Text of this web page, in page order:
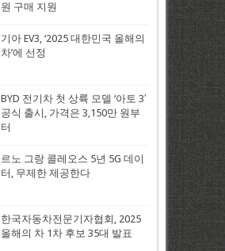
원 구매 지원
기아 EV3, ‘2025 대한민국 올해의
차’에 선정
BYD 전기차 첫 상륙 모델 ‘아토 3′
공식 출시, 가격은 3,150만 원부
터
르노 그랑 콜레오스 5년 5G 데이
터, 무제한 제공한다
한국자동차전문기자협회, 2025
올해의 차 1차 후보 35대 발표